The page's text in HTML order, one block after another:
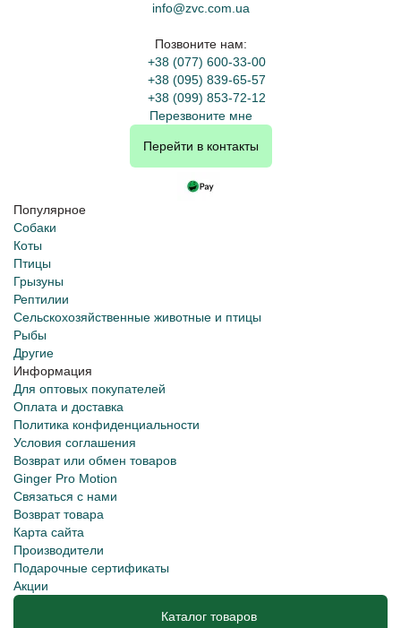
info@zvc.com.ua
Позвоните нам:
+38 (077) 600-33-00
+38 (095) 839-65-57
+38 (099) 853-72-12
Перезвоните мне
Перейти в контакты
Популярное
Собаки
Коты
Птицы
Грызуны
Рептилии
Сельскохозяйственные животные и птицы
Рыбы
Другие
Информация
Для оптовых покупателей
Оплата и доставка
Политика конфиденциальности
Условия соглашения
Возврат или обмен товаров
Ginger Pro Motion
Связаться с нами
Возврат товара
Карта сайта
Производители
Подарочные сертификаты
Акции
Каталог товаров